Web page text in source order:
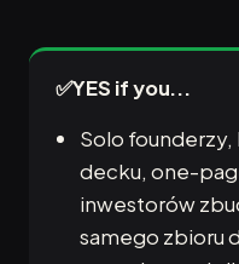
✅YES if you...
Solo
decku, one-
inwestorów
samego zbioru